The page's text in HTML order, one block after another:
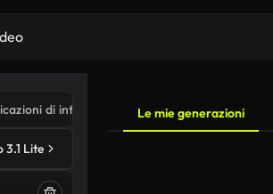
di intelligenza artificiale
3.1 Lite
Le mie generazioni